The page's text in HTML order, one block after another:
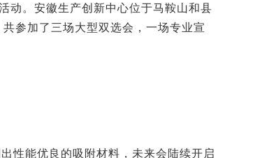
动。安徽生产创新中心位于马鞍山和县
参加了三场大型双选会，一场专业宣
性能优良的吸附材料，未来会陆续开启